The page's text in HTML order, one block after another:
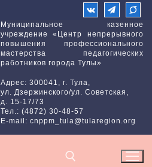
Муниципальное казенное
учреждение «Центр непрерывного
повышения профессионального
мастерства педагогических
работников города Тулы»
Адрес: 300041, г. Тула,
ул. Дзержинского/ул. Советская,
д. 15-17/73
Тел.: (4872) 30-48-57
E-mail: cnppm_tula@tularegion.org